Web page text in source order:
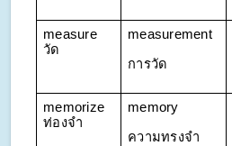
measure
วัด
measurement
การวัด
memorize
ท่องจำ
memory
ความทรงจำ